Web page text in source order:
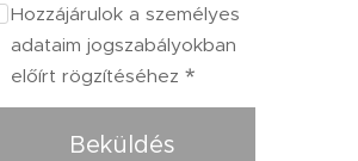
Hozzájárulok a személyes
adataim jogszabályokban
előírt rögzítéséhez
Beküldés